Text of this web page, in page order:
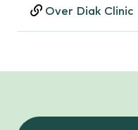
Over Diak Clinic